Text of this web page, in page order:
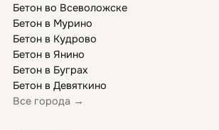
Бетон во Всеволожске
Бетон в Мурино
Бетон в Кудрово
Бетон в Янино
Бетон в Буграх
Бетон в Девяткино
Все города →